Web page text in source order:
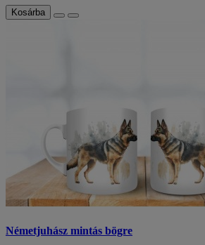
Kosárba
Németjuhász mintás bögre